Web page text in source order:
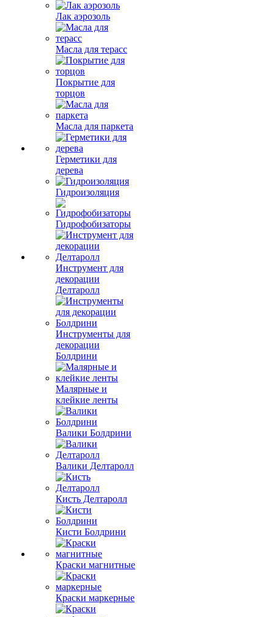
Лак аэрозоль
Масла для терасс
Покрытие для
торцов
Масла для паркета
Герметики для
дерева
Гидроизоляция
Гидрофобизаторы
Инструмент для
декорации
Делтаролл
Инструменты для
декорации
Болдрини
Малярные и
клейкие ленты
Валики Болдрини
Валики Делтаролл
Кисть Делтаролл
Кисти Болдрини
Краски магнитные
Краски маркерные